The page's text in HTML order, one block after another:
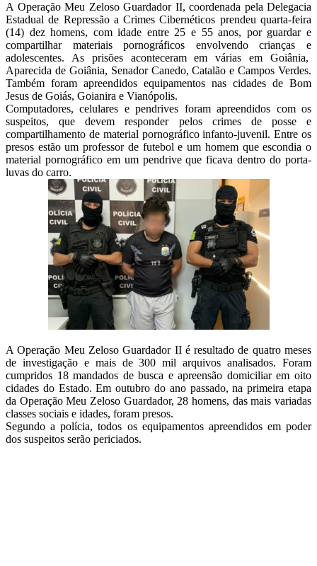
A Operação Meu Zeloso Guardador II, coordenada pela Delegacia
Estadual de Repressão a Crimes Cibernéticos prendeu quarta-feira
(14) dez homens, com idade entre 25 e 55 anos, por guardar e
compartilhar materiais pornográficos envolvendo crianças e
adolescentes. As prisões aconteceram em várias em Goiânia,
Aparecida de Goiânia, Senador Canedo, Catalão e Campos Verdes.
Também foram apreendidos equipamentos nas cidades de Bom
Jesus de Goiás, Goianira e Vianópolis.
Computadores, celulares e pendrives foram apreendidos com os
suspeitos, que devem responder pelos crimes de posse e
compartilhamento de material pornográfico infanto-juvenil. Entre os
presos estão um professor de futebol e um homem que escondia o
material pornográfico em um pendrive que ficava dentro do porta-
luvas do carro.
A Operação Meu Zeloso Guardador II é resultado de quatro meses
de investigação e mais de 300 mil arquivos analisados. Foram
cumpridos 18 mandados de busca e apreensão domiciliar em oito
cidades do Estado. Em outubro do ano passado, na primeira etapa
da Operação Meu Zeloso Guardador, 28 homens, das mais variadas
classes sociais e idades, foram presos.
Segundo a polícia, todos os equipamentos apreendidos em poder
dos suspeitos serão periciados.